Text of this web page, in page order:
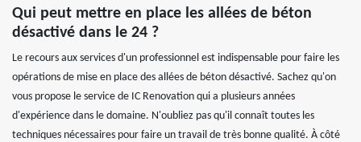
Qui peut mettre en place les allées de béton
désactivé dans le 24 ?
Le recours aux services d'un professionnel est indispensable pour faire les
opérations de mise en place des allées de béton désactivé. Sachez qu'on
vous propose le service de IC Renovation qui a plusieurs années
d'expérience dans le domaine. N'oubliez pas qu'il connaît toutes les
techniques nécessaires pour faire un travail de très bonne qualité. À côté